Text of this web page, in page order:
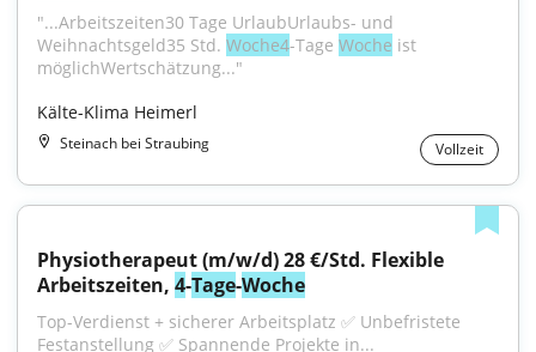
"...Arbeitszeiten30 Tage UrlaubUrlaubs- und
Weihnachtsgeld35 Std. Woche4-Tage Woche ist
möglichWertschätzung..."
Kälte-Klima Heimerl
Steinach bei Straubing Vollzeit
Physiotherapeut (m/w/d) 28 €/Std. Flexible
Arbeitszeiten, 4-Tage-Woche
Top-Verdienst + sicherer Arbeitsplatz ✅ Unbefristete
Festanstellung ✅ Spannende Projekte in...